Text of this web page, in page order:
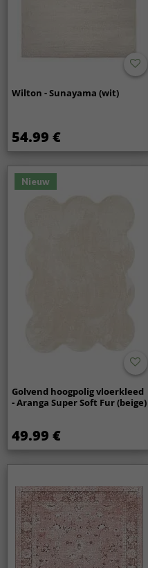
Wilton - Sunayama (wit)
54.99 €
Nieuw
Golvend hoogpolig vloerkleed
- Aranga Super Soft Fur (beige)
49.99 €